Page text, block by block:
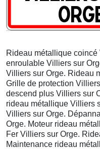
Rideau métallique
enroulable Villiers sur
Villiers sur Orge. Rideau
Grille de protection
descend plus Villiers sur
rideau métallique Villiers
Villiers sur Orge.
Orge. Moteur rideau
Fer Villiers sur Orge.
Maintenance rideau